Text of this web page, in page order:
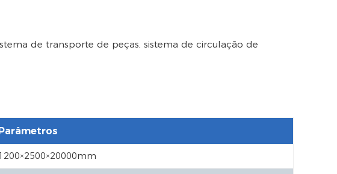
de transporte de peças, sistema de circulação de
Parâmetros